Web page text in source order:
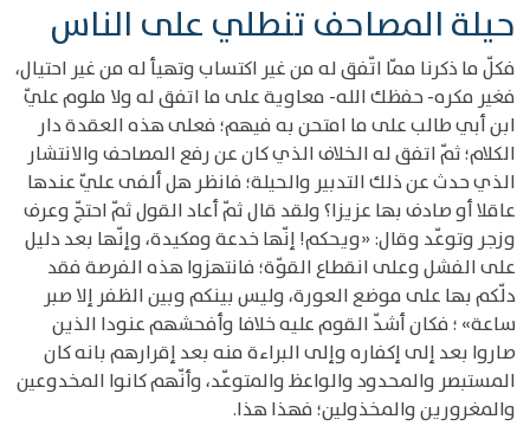
حيلة المصاحف تنطلي على الناس
فكلّ ما ذكرنا ممّا اتّفق له من غير اكتساب وتهيأ له من غير احتيال،
فغير مكره- حفظك الله- معاوية على ما اتفق له ولا ملوم عليّ
ابن أبي طالب على ما امتحن به فيهم؛ فعلى هذه العقدة دار
الكلام؛ ثمّ اتفق له الخلاف الذي كان عن رفع المصاحف والانتشار
الذي حدث عن ذلك التدبير والحيلة؛ فانظر هل ألفى عليّ عندها
عاقلا أو صادف بها عزيزا؟ ولقد قال ثمّ أعاد القول ثمّ احتجّ وعرف
وزجر وتوعّد وقال: «ويحكم! إنّها خدعة ومكيدة، وإنّها بعد دليل
على الفشل وعلى انقطاع القوّة؛ فانتهزوا هذه الفرصة فقد
دلّكم بها على موضع العورة، وليس بينكم وبين الظفر إلا صبر
ساعة» ؛ فكان أشدّ القوم عليه خلافا وأفحشهم عنودا الذين
صاروا بعد إلى إكفاره وإلى البراءة منه بعد إقرارهم بانه كان
المستبصر والمحدود والواعظ والمتوعّد، وأنّهم كانوا المخدوعين
والمغرورين والمخذولين؛ فهذا هذا.